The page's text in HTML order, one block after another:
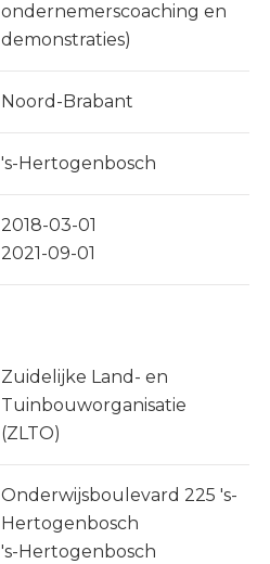
ondernemerscoaching en
demonstraties)
Noord-Brabant
's-Hertogenbosch
2018-03-01
2021-09-01
Zuidelijke Land- en
Tuinbouworganisatie
(ZLTO)
Onderwijsboulevard 225 's-
Hertogenbosch
's-Hertogenbosch